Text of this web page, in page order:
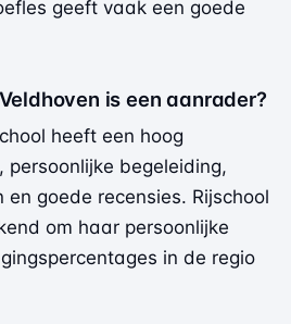
geeft vaak een goede
is een aanrader?
heeft een hoog
persoonlijke begeleiding,
goede recensies. Rijschool
om haar persoonlijke
in de regio